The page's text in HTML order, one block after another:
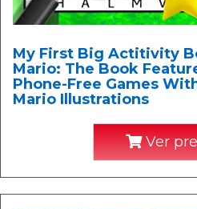
My First Big Actitivity
Mario: The Book
Phone-Free Games
Mario Illustrations
Ver